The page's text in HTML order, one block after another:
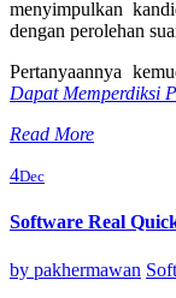
menyimpulkan
dengan perolehan
Pertanyaannya
Dapat Memperdiksi
Read More
4Dec
Software Real
by pakhermawan